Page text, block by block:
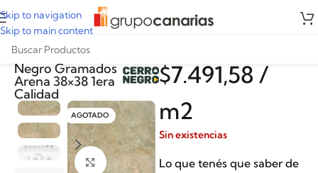
Skip to navigation
Skip to main content
Cerámica Cerro
Negro Gramados
Arena 38×38 1era
Calidad
AGOTADO
Clickee para agrandar
$7.491,58 /
m2
Sin existencias
Lo que tenés que saber de